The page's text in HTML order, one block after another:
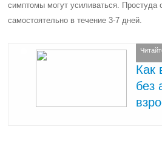
симптомы могут усиливаться. Простуда
самостоятельно в течение 3-7 дней.
Как
без